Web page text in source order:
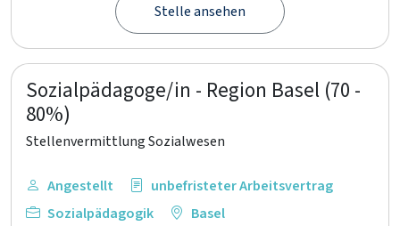
Stelle ansehen
Sozialpädagoge/in - Region Basel (70 -
80%)
Stellenvermittlung Sozialwesen
Angestellt
unbefristeter Arbeitsvertrag
Sozialpädagogik
Basel